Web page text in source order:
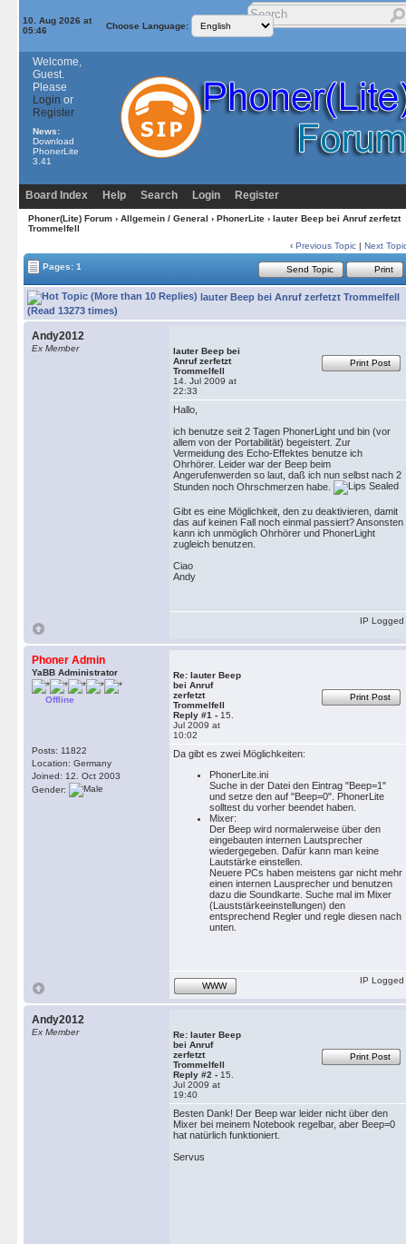
10. Aug 2026 at
05:46
Choose Language:
Welcome,
Guest.
Please
Login or
Register
News:
Download
PhonerLite
3.41
Board Index Help Search Login Register
Phoner(Lite) Forum› Allgemein / General › PhonerLite› lauter Beep bei Anruf zerfetzt
Trommelfell
‹ Previous Topic | Next
Pages: 1 Send Topic Print
lauter Beep bei Anruf zerfetzt Trommelfell
(Read 13273 times)
Andy2012
Ex Member
lauter Beep bei
Anruf zerfetzt
Trommelfell
14. Jul 2009 at
22:33
Print Post
Hallo,
ich benutze seit 2 Tagen PhonerLight und bin (vor
allem von der Portabilität) begeistert. Zur
Vermeidung des Echo-Effektes benutze ich
Ohrhörer. Leider war der Beep beim
Angerufenwerden so laut, daß ich nun selbst nach 2
Stunden noch Ohrschmerzen habe.
Gibt es eine Möglichkeit, den zu deaktivieren, damit
das auf keinen Fall noch einmal passiert? Ansonsten
kann ich unmöglich Ohrhörer und PhonerLight
zugleich benutzen.
Ciao
Andy
IP Logged
Phoner Admin
YaBB Administrator
Offline
Posts: 11822
Location: Germany
Joined: 12. Oct 2003
Gender:
Re: lauter Beep
bei Anruf
zerfetzt
Trommelfell
Reply #1 - 15.
Jul 2009 at
10:02
Print Post
Da gibt es zwei Möglichkeiten:
PhonerLite.ini
Suche in der Datei den Eintrag "Beep=1"
und setze den auf "Beep=0". PhonerLite
solltest du vorher beendet haben.
Mixer:
Der Beep wird normalerweise über den
eingebauten internen Lautsprecher
wiedergegeben. Dafür kann man keine
Lautstärke einstellen.
Neuere PCs haben meistens gar nicht mehr
einen internen Lausprecher und benutzen
dazu die Soundkarte. Suche mal im Mixer
(Lauststärkeeinstellungen) den
entsprechend Regler und regle diesen nach
unten.
WWW
IP Logged
Andy2012
Ex Member
Re: lauter Beep
bei Anruf
zerfetzt
Trommelfell
Reply #2 - 15.
Jul 2009 at
19:40
Print Post
Besten Dank! Der Beep war leider nicht über den
Mixer bei meinem Notebook regelbar, aber Beep=0
hat natürlich funktioniert.
Servus